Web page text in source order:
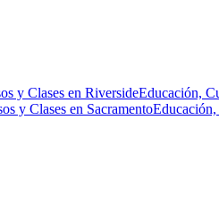
y Clases en RiversideEducación,
y Clases en SacramentoEducación,